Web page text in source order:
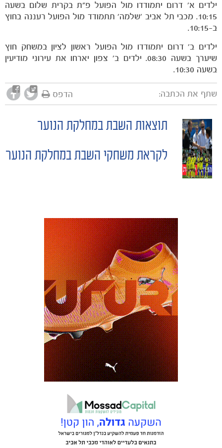
ילדים א' דרום יתמודדו מול הפועל פ"ת בקרית שלום בשעה
10:15. מכבי תל אביב 'שלמה' תתמודד מול הפועל רעננה בחוץ
ב-10:15.
ילדים ב' דרום יתמודדו מול הפועל ראשון לציון במשחק חוץ
שיערך בשעה 08:30. ילדים ב' צפון יארחו את עירוני מודיעין
בשעה 10:30.
שתף את הכתבה: הדפס
POST
NAVIGATION
תוצאות השבת במחלקת הנוער
לקראת משחקי השבת במחלקת הנוער